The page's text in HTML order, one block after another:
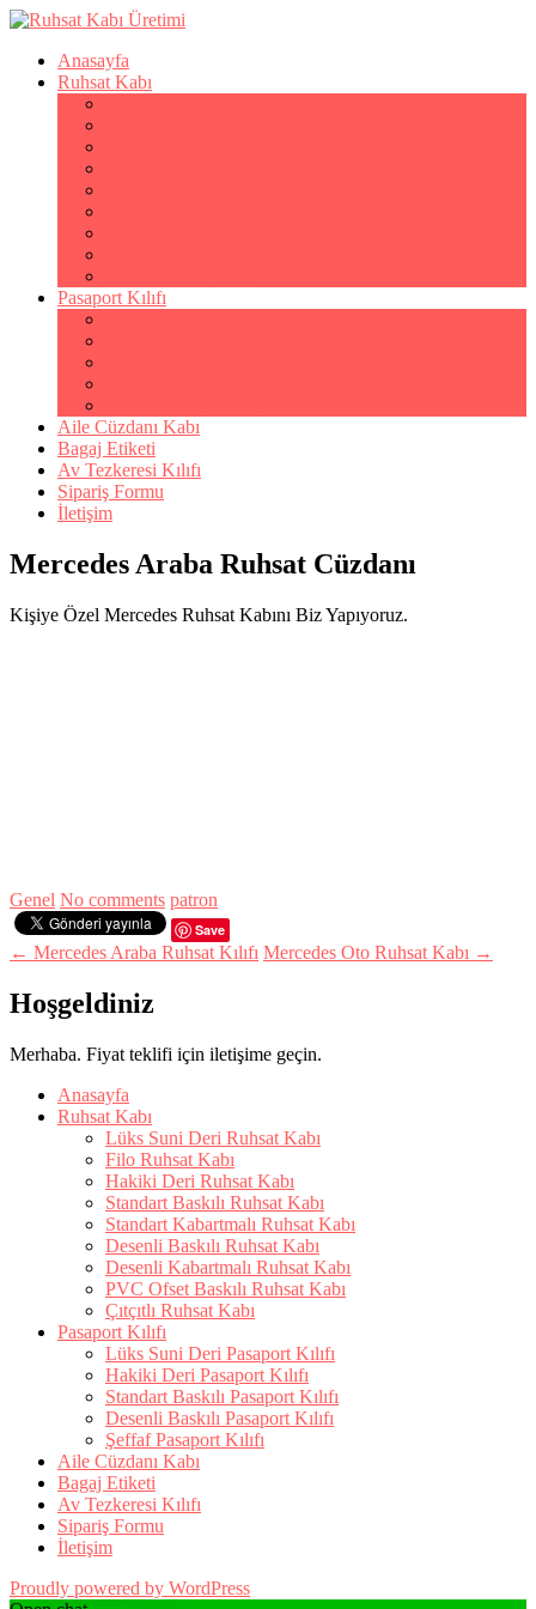
Anasayfa
Ruhsat Kabı
Pasaport Kılıfı
Aile Cüzdanı Kabı
Bagaj Etiketi
Av Tezkeresi Kılıfı
Sipariş Formu
İletişim
Mercedes Araba Ruhsat Cüzdanı
Kişiye Özel Mercedes Ruhsat Kabını Biz Yapıyoruz.
Genel No comments patron
Save
← Mercedes Araba Ruhsat Kılıfı Mercedes Oto Ruhsat Kabı →
Hoşgeldiniz
Merhaba. Fiyat teklifi için iletişime geçin.
Anasayfa
Ruhsat Kabı
Lüks Suni Deri Ruhsat Kabı
Filo Ruhsat Kabı
Hakiki Deri Ruhsat Kabı
Standart Baskılı Ruhsat Kabı
Standart Kabartmalı Ruhsat Kabı
Desenli Baskılı Ruhsat Kabı
Desenli Kabartmalı Ruhsat Kabı
PVC Ofset Baskılı Ruhsat Kabı
Çıtçıtlı Ruhsat Kabı
Pasaport Kılıfı
Lüks Suni Deri Pasaport Kılıfı
Hakiki Deri Pasaport Kılıfı
Standart Baskılı Pasaport Kılıfı
Desenli Baskılı Pasaport Kılıfı
Şeffaf Pasaport Kılıfı
Aile Cüzdanı Kabı
Bagaj Etiketi
Av Tezkeresi Kılıfı
Sipariş Formu
İletişim
Proudly powered by WordPress